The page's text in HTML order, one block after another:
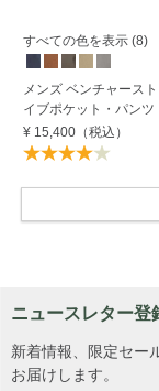
すべての色を表示 (8)
メンズ ベンチャース
イブポケット・パンツ
¥ 15,400（税込）
ニュースレター登
新着情報、限定セー
お届けします。